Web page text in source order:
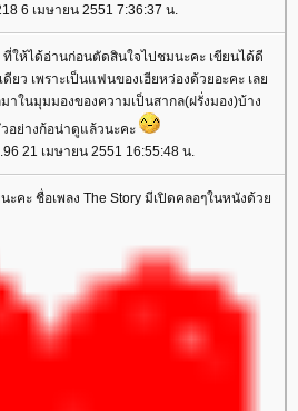
6 เมษายน 2551 7:36:37 น.
ให้ได้อ่านก่อนตัดสินใจไปชมนะคะ เขียนได้ดี
ยว เพราะเป็นแฟนของเฮียหว่องด้วยอะคะ เล
าในมุมมองของความเป็นสากล(ฝรั่งมอง)บ้าง
อย่างก้อน่าดูแล้วนะคะ
21 เมษายน 2551 16:55:48 น.
ะคะ ชื่อเพลง The Story มีเปิดคลอๆในหนังด้ว